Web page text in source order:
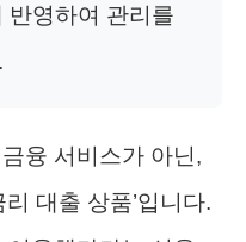
반영하여 관리를
융 서비스가 아닌,
대출 상품’입니다.